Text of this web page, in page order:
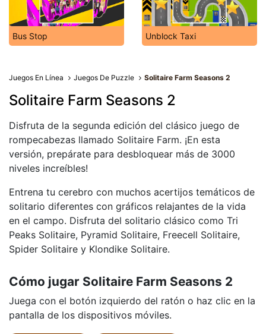
Bus Stop Unblock Taxi
Juegos En Línea Juegos De Puzzle Solitaire Farm Seasons 2
Solitaire Farm Seasons 2
Disfruta de la segunda edición del clásico juego de
rompecabezas llamado Solitaire Farm. ¡En esta
versión, prepárate para desbloquear más de 3000
niveles increíbles!
Entrena tu cerebro con muchos acertijos temáticos de
solitario diferentes con gráficos relajantes de la vida
en el campo. Disfruta del solitario clásico como Tri
Peaks Solitaire, Pyramid Solitaire, Freecell Solitaire,
Spider Solitaire y Klondike Solitaire.
Cómo jugar Solitaire Farm Seasons 2
Juega con el botón izquierdo del ratón o haz clic en la
pantalla de los dispositivos móviles.